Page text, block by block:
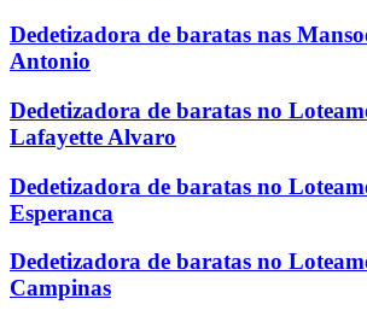
Dedetizadora de baratas nas
Antonio
Dedetizadora de baratas no
Lafayette Alvaro
Dedetizadora de baratas no
Esperanca
Dedetizadora de baratas no
Campinas